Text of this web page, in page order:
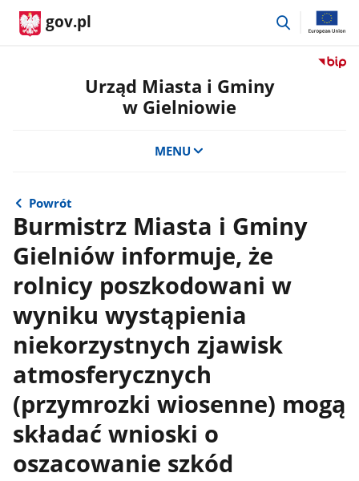
gov.pl
przejdź
Przejdź
Urząd Miasta i Gminy
w Gielniowie
MENU
Powrót
Burmistrz Miasta i Gminy
Gielniów informuje, że
rolnicy poszkodowani w
wyniku wystąpienia
niekorzystnych zjawisk
atmosferycznych
(przymrozki wiosenne) mogą
składać wnioski o
oszacowanie szkód